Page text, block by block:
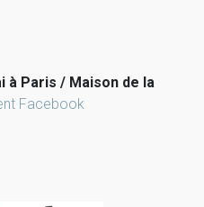
à Paris / Maison de la
Facebook